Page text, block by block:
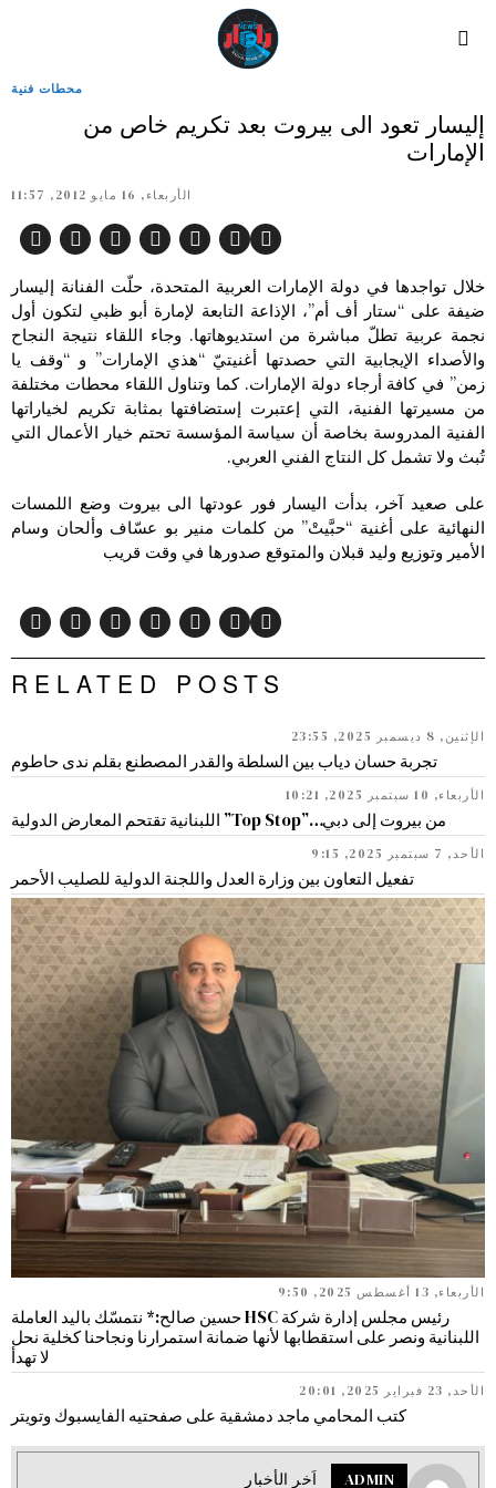
محطات فنية
إليسار تعود الى بيروت بعد تكريم خاص من
الإمارات
الأربعاء, 16 مايو 2012, 11:57
خلال تواجدها في دولة الإمارات العربية المتحدة، حلّت الفنانة إليسار
ضيفة على “ستار أف أم”، الإذاعة التابعة لإمارة أبو ظبي لتكون أول
نجمة عربية تطلّ مباشرة من استديوهاتها. وجاء اللقاء نتيجة النجاح
والأصداء الإيجابية التي حصدتها أغنيتيّ “هذي الإمارات” و “وقف يا
زمن” في كافة أرجاء دولة الإمارات. كما وتناول اللقاء محطات مختلفة
من مسيرتها الفنية، التي إعتبرت إستضافتها بمثابة تكريم لخياراتها
الفنية المدروسة بخاصة أن سياسة المؤسسة تحتم خيار الأعمال التي
تُبث ولا تشمل كل النتاج الفني العربي.
على صعيد آخر، بدأت اليسار فور عودتها الى بيروت وضع اللمسات
النهائية على أغنية “حبَّيتْ” من كلمات منير بو عسّاف وألحان وسام
الأمير وتوزيع وليد قبلان والمتوقع صدورها في وقت قريب
RELATED POSTS
الإثنين, 8 ديسمبر 2025, 23:55
تجربة حسان دياب بين السلطة والقدر المصطنع بقلم ندى حاطوم
الأربعاء, 10 سبتمبر 2025, 10:21
من بيروت إلى دبي…”Top Stop” اللبنانية تقتحم المعارض الدولية
الأحد, 7 سبتمبر 2025, 9:15
تفعيل التعاون بين وزارة العدل واللجنة الدولية للصليب الأحمر
الأربعاء, 13 أغسطس 2025, 9:50
رئيس مجلس إدارة شركة HSC حسين صالح:* نتمسّك باليد العاملة
اللبنانية ونصر على استقطابها لأنها ضمانة استمرارنا ونجاحنا كخلية نحل
لا تهدأ
الأحد, 23 فبراير 2025, 20:01
كتب المحامي ماجد دمشقية على صفحتيه الفايسبوك وتويتر
ADMIN اَخر الأخبار